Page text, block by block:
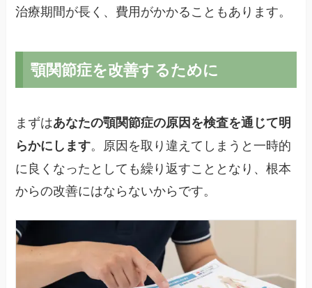
治療期間が長く、費用がかかることもあります。
顎関節症を改善するために
まずはあなたの顎関節症の原因を検査を通じて明
らかにします。原因を取り違えてしまうと一時的
に良くなったとしても繰り返すこととなり、根本
からの改善にはならないからです。